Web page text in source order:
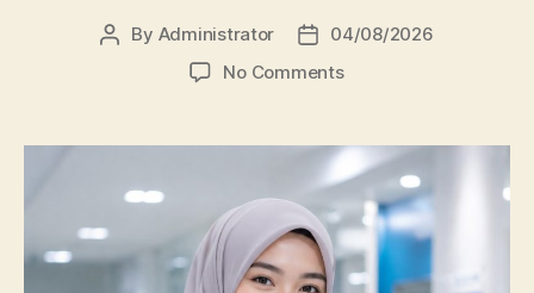
Post
By Administrator
Post04/08/2026
No Commentson
Unissula
Catatkan
Prestasi
Membanggakan,
100%
Mahasiswanya